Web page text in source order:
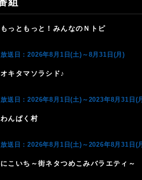
もっともっと！みんなのＮトピ
放送日：2026年8月1日(土)～8月31日(月)
オキタマソラシド♪
放送日：2026年8月1日(土)～2023年8月31日(
わんぱく村
放送日：2026年8月1日(土)～2026年8月31日(
にこいち～街ネタつめこみバラエティ～